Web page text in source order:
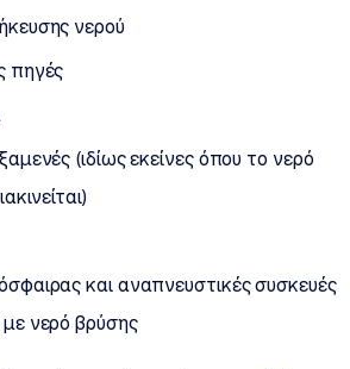
νερού
πηγές
(ιδίως εκείνες όπου το νερό
και αναπνευστικές συσκευές
με νερό βρύσης